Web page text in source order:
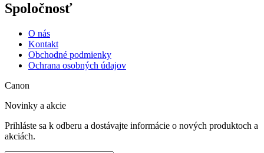
Spoločnosť
O nás
Kontakt
Obchodné podmienky
Ochrana osobných údajov
Canon
Novinky a akcie
Prihláste sa k odberu a dostávajte informácie o nových produktoch a
akciách.